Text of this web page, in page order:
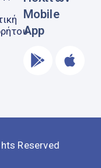
Mobile
App
Reserved